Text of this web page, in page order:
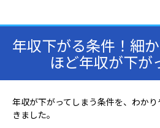
年収下がる条件！細
ほど年収が下が
年収が下がってしまう条件を、わか
きました。